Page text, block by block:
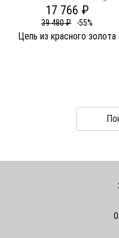
17 766 ₽
39 480 ₽ -55%
Цепь из красного золота